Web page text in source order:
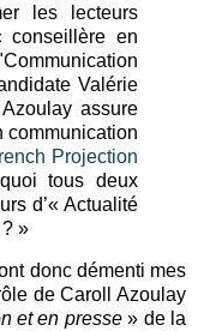
les lecteurs
conseillère en
Valérie
assure
communication
Projection
tous deux
d’« Actualité
»
donc démenti mes
de Caroll Azoulay
et en presse» de la